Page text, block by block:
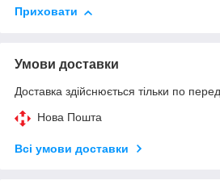
Приховати
Умови доставки
Доставка здійснюється тільки по
Нова Пошта
Всі умови доставки